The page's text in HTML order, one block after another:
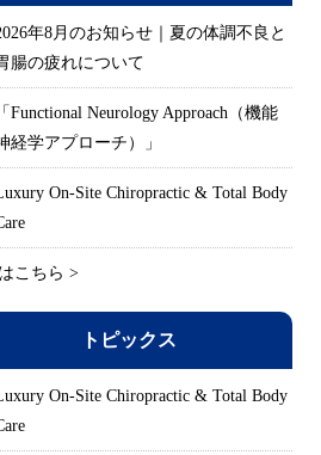
年8月のお知らせ｜夏の体調不良と
腸の疲れについて
「Functional Neurology Approach（機能
経学アプローチ）」
On-Site Chiropractic & Total Body
こちら >
トピックス
On-Site Chiropractic & Total Body